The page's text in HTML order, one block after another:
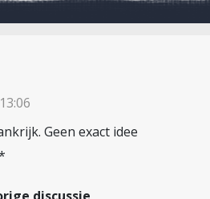
Geen exact idee
discussie